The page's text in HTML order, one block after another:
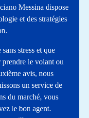
Messina dispose
et des stratégies
stress et que
le volant ou
avis, nous
un service de
du marché, vous
le bon agent.